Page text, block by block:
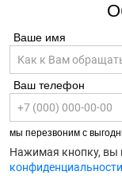
Ваше имя
Ваш телефон
мы перезвоним с
Нажимая кнопку, вы
конфиденциальности